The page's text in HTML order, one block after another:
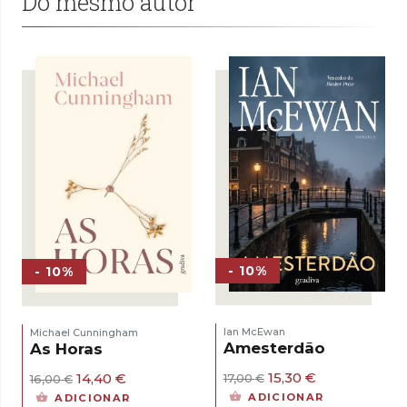
- 10%
Michael Cunningham
As Horas
16,00€ O
preço
14,40 €
preço
ADICIONAR
- 10%
Ian McEwan
Amesterdão
17,00€ O
preço
15,30 €O
preço
ADICIONAR